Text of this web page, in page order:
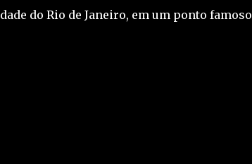
do Rio de Janeiro, em um ponto famoso